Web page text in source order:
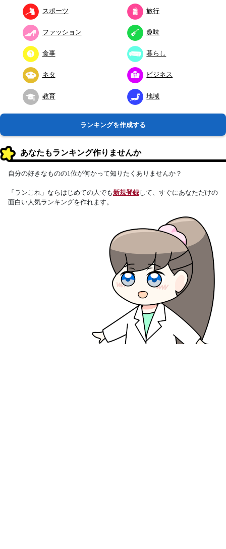
スポーツ 旅行
ファッション 趣味
食事 暮らし
ネタ ビジネス
教育 地域
ランキングを作成する
あなたもランキング作りませんか
自分の好きなものの1位が何かって知りたくありませんか？
「ランこれ」ならはじめての人でも新規登録して、すぐにあなただけの
面白い人気ランキングを作れます。